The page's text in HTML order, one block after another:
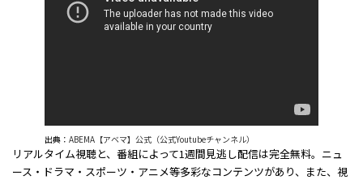
出典： ABEMA【アベマ】公式（公式Youtubeチャンネル）
リアルタイム視聴と、番組によって1週間見逃し配信は完全無料。ニュ
ース・ドラマ・スポーツ・アニメ等多彩なコンテンツがあり、また、視